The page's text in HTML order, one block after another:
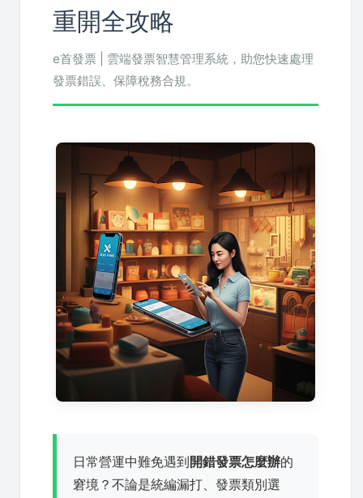
重開全攻略
e首發票 | 雲端發票智慧管理系統，助您快速處理
發票錯誤、保障稅務合規。
日常營運中難免遇到開錯發票怎麼辦的
窘境？不論是統編漏打、發票類別選